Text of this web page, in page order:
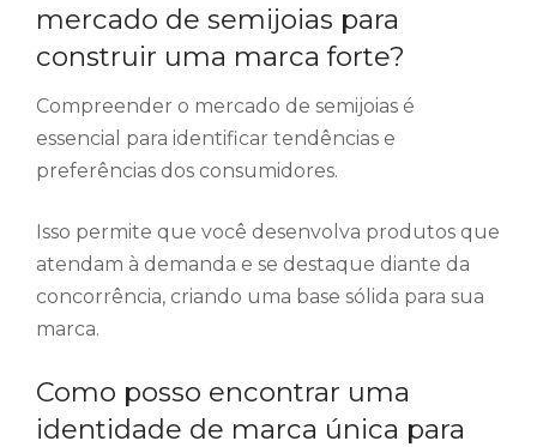
mercado de semijoias para
construir uma marca forte?
Compreender o mercado de semijoias é
essencial para identificar tendências e
preferências dos consumidores.
Isso permite que você desenvolva produtos que
atendam à demanda e se destaque diante da
concorrência, criando uma base sólida para sua
marca.
Como posso encontrar uma
identidade de marca única para